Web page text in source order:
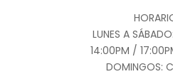
LUNES A
14:00PM /
DOMINGOS: